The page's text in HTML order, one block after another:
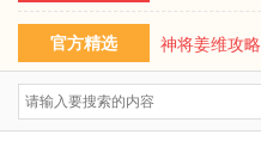
官方精选 神将姜维攻略